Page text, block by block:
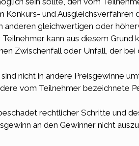
und Ausgleichsverfahren
anderen gleichwertigen oder
kann aus diesem
Zwischenfall oder Unfall, der
nicht in andere Preisgewinne
vom Teilnehmer bezeichnete
rechtlicher Schritte und
an den Gewinner nicht